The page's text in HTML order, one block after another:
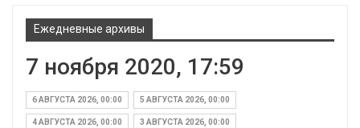
Ежедневные архивы
7 ноября 2020, 17:59
6 АВГУСТА 2026, 00:00 5 АВГУСТА 2026, 00:00
4 АВГУСТА 2026, 00:00 3 АВГУСТА 2026, 00:00